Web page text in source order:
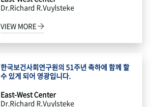
Dr.Richard R.Vuylsteke
VIEW MORE
한국보건사회연구원의 51주년 축하에 함께 할
수 있게 되어 영광입니다.
East-West Center
Dr.Richard R.Vuylsteke